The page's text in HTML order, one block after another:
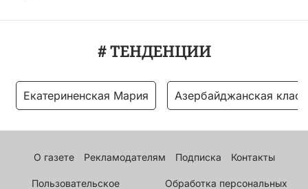
# ТЕНДЕНЦИИ
Екатериненская Мария Азербайджанская
О газете Рекламодателям Подписка Контакты
Пользовательское Обработка персональных